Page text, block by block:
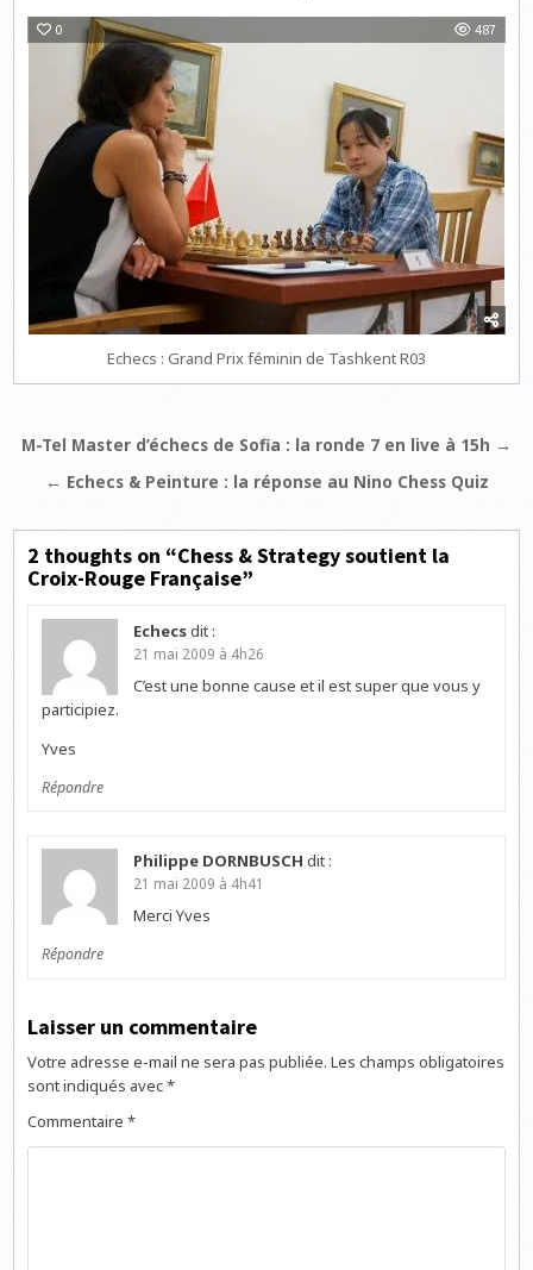
0 487
Echecs : Grand Prix féminin de Tashkent R03
Navigation
de
M-Tel Master d’échecs de Sofia : la ronde 7 en live à 15h →
← Echecs & Peinture : la réponse au Nino Chess Quiz
2 thoughts on “Chess & Strategy soutient la
Croix-Rouge Française”
Echecsdit :
21 mai 2009 à 4h26
C’est une bonne cause et il est super que vous y
participiez.
Yves
Répondre
Philippe DORNBUSCH dit :
21 mai 2009 à 4h41
Merci Yves
Répondre
Laisser un commentaire
Votre adresse e-mail ne sera pas publiée. Les champs obligatoires
sont indiqués avec*
Commentaire*